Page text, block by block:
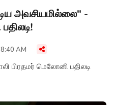
அவசியமில்லை" -
AM
பிரதமர் மெலோனி பதிலடி